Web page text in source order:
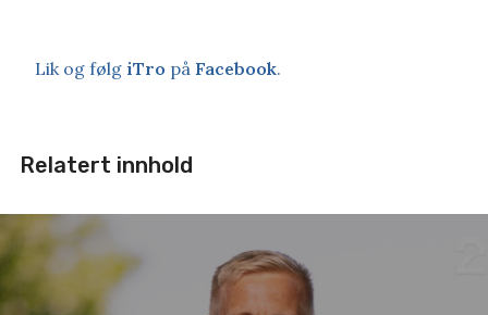
Lik og følg iTro på Facebook.
Relatert innhold